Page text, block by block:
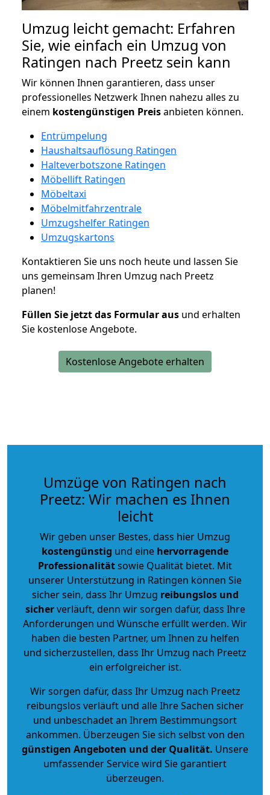
Umzug leicht gemacht: Erfahren
Sie, wie einfach ein Umzug von
Ratingen nach Preetz sein kann
Wir können Ihnen garantieren, dass unser
professionelles Netzwerk Ihnen nahezu alles zu
einem kostengünstigen Preisanbieten können.
Entrümpelung
Haushaltsauflösung Ratingen
Halteverbotszone Ratingen
Möbellift Ratingen
Möbeltaxi
Möbelmitfahrzentrale
Umzugshelfer Ratingen
Umzugskartons
Kontaktieren Sie uns noch heute und lassen Sie
uns gemeinsam Ihren Umzug nach Preetz
planen!
Füllen Sie jetzt das Formular aus und erhalten
Sie kostenlose Angebote.
Kostenlose Angebote erhalten
Umzüge von Ratingen nach
Preetz: Wir machen es Ihnen
leicht
Wir geben unser Bestes, dass hier Umzug
kostengünstig und eine hervorragende
Professionalitätsowie Qualität bietet. Mit
unserer Unterstützung in Ratingen können Sie
sicher sein, dass Ihr Umzug reibungslos und
sicherverläuft, denn wir sorgen dafür, dass Ihre
Anforderungen und Wünsche erfüllt werden. Wir
haben die besten Partner, um Ihnen zu helfen
und sicherzustellen, dass Ihr Umzug nach Preetz
ein erfolgreicher ist.
Wir sorgen dafür, dass Ihr Umzug nach Preetz
reibungslos verläuft und alle Ihre Sachen sicher
und unbeschadet an Ihrem Bestimmungsort
ankommen. Überzeugen Sie sich selbst von den
günstigen Angeboten und der Qualität. Unsere
umfassender Service wird Sie garantiert
überzeugen.